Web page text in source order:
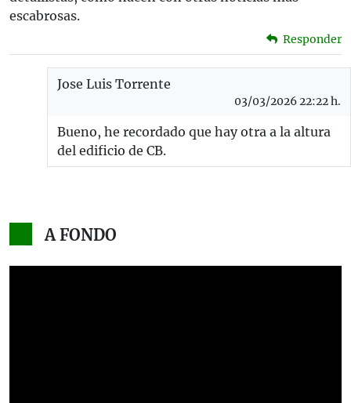
escabrosas.
Responder
Jose Luis Torrente
03/03/2026 22:22 h.
Bueno, he recordado que hay otra a la altura
del edificio de CB.
A FONDO